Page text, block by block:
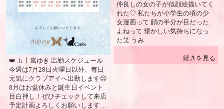
仲良しの女の子が似顔絵描いてく
れた♡ 私たちが小学生の頃の少
女漫画って 顔の半分が目だった
よねって 懐かしい気持ちになっ
続きを見る
👑 五十嵐ゆき 出勤スケジュール
今週は7月28日火曜日以外、毎日
元気にクラブアイへ出勤します😊
8月はお盆休みと誕生日イベント
目白押し！ぜひチェックして来店
予定計画よろしくお願いします😊